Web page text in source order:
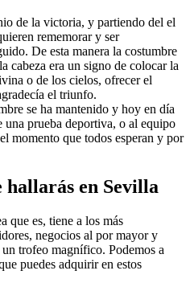
de la victoria, y partiendo del el
rememorar y ser
De esta manera la costumbre
cabeza era un signo de colocar la
o de los cielos, ofrecer el
el triunfo.
se ha mantenido y hoy en día
una prueba deportiva, o al equipo
momento que todos esperan y por
hallarás en Sevilla
que es, tiene a los más
negocios al por mayor y
trofeo magnífico. Podemos a
puedes adquirir en estos